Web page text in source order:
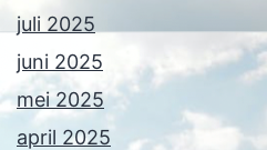
juli 2025
juni 2025
mei 2025
april 2025